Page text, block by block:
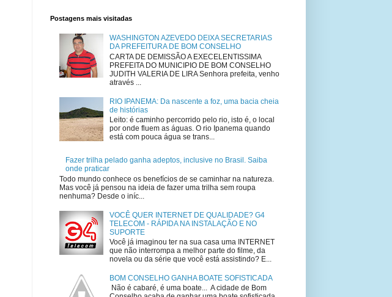
Postagens mais visitadas
WASHINGTON AZEVEDO DEIXA SECRETARIAS
DA PREFEITURA DE BOM CONSELHO
CARTA DE DEMISSÃO A EXECELENTISSIMA
PREFEITA DO MUNICIPIO DE BOM CONSELHO
JUDITH VALERIA DE LIRA Senhora prefeita, venho
através ...
RIO IPANEMA: Da nascente a foz, uma bacia cheia
de histórias
Leito: é caminho percorrido pelo rio, isto é, o local
por onde fluem as águas. O rio Ipanema quando
está com pouca água se trans...
Fazer trilha pelado ganha adeptos, inclusive no Brasil. Saiba
onde praticar
Todo mundo conhece os benefícios de se caminhar na natureza.
Mas você já pensou na ideia de fazer uma trilha sem roupa
nenhuma? Desde o iníc...
VOCÊ QUER INTERNET DE QUALIDADE? G4
TELECOM - RÁPIDA NA INSTALAÇÃO E NO
SUPORTE
Você já imaginou ter na sua casa uma INTERNET
que não interrompa a melhor parte do filme, da
novela ou da série que você está assistindo? E...
BOM CONSELHO GANHA BOATE SOFISTICADA
Não é cabaré, é uma boate... A cidade de Bom